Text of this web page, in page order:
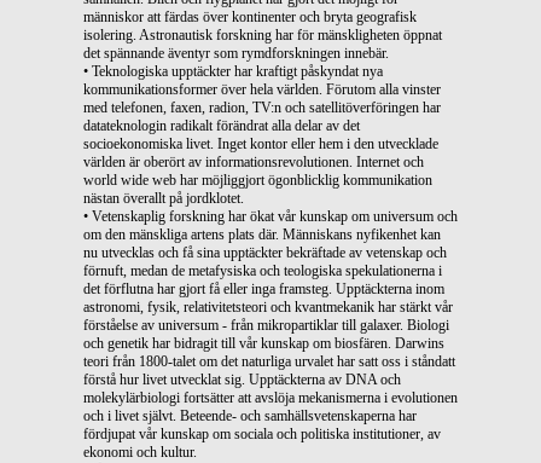
människor att färdas över kontinenter och bryta geografisk
isolering. Astronautisk forskning har för mänskligheten öppnat
det spännande äventyr som rymdforskningen innebär.
• Teknologiska upptäckter har kraftigt påskyndat nya
kommunikationsformer över hela världen. Förutom alla vinster
med telefonen, faxen, radion, TV:n och satellitöverföringen har
datateknologin radikalt förändrat alla delar av det
socioekonomiska livet. Inget kontor eller hem i den utvecklade
världen är oberört av informationsrevolutionen. Internet och
world wide web har möjliggjort ögonblicklig kommunikation
nästan överallt på jordklotet.
• Vetenskaplig forskning har ökat vår kunskap om universum och
om den mänskliga artens plats där. Människans nyfikenhet kan
nu utvecklas och få sina upptäckter bekräftade av vetenskap och
förnuft, medan de metafysiska och teologiska spekulationerna i
det förflutna har gjort få eller inga framsteg. Upptäckterna inom
astronomi, fysik, relativitetsteori och kvantmekanik har stärkt vår
förståelse av universum - från mikropartiklar till galaxer. Biologi
och genetik har bidragit till vår kunskap om biosfären. Darwins
teori från 1800-talet om det naturliga urvalet har satt oss i ståndatt
förstå hur livet utvecklat sig. Upptäckterna av DNA och
molekylärbiologi fortsätter att avslöja mekanismerna i evolutionen
och i livet självt. Beteende- och samhällsvetenskaperna har
fördjupat vår kunskap om sociala och politiska institutioner, av
ekonomi och kultur.